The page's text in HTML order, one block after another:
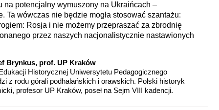
potencjalny wymuszony na Ukraińcach –
Ta wówczas nie będzie mogła stosować szantażu:
Rosja i nie możemy przepraszać za zbrodnię
przez naszych nacjonalistycznie nastawionych
Brynkus, prof. UP Kraków
Historycznej Uniwersytetu Pedagogicznego
z rodu górali podhalańskich i orawskich. Polski historyk
profesor UP Kraków, poseł na Sejm VIII kadencji.